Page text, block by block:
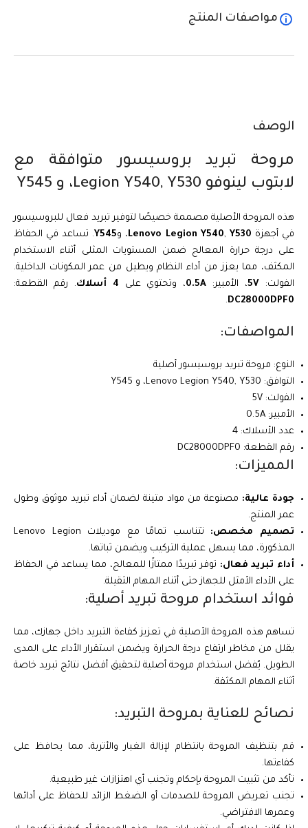
الوصف
مروحة تبريد بروسيسور متوافقة مع
لابتوب لينوفو Legion Y540, Y530، و Y545
هذه المروحة الأصلية مصممة خصيصًا لتوفير تبريد فعال للبروسيسور
في أجهزة
Lenovo Legion Y540, Y530 ، وY545. تساعد في الحفاظ
على درجة حرارة المعالج ضمن المستويات المثلى أثناء الاستخدام
المكثف، مما يعزز من أداء النظام ويطيل من عمر المكونات الداخلية.
الفولت: 5V، الأمبير: 0.5A، وتحتوي على 4 أسلاك
. رقم القطعة:
DC28000DPF0
.
المواصفات:
النوع: مروحة تبريد بروسيسور أصلية
التوافق: Lenovo Legion Y540, Y530، و Y545
الفولت: 5V
الأمبير: 0.5A
عدد الأسلاك: 4
رقم القطعة: DC28000DPF0
المميزات:
جودة عالية: مصنوعة من مواد متينة لضمان أداء تبريد موثوق وطول
عمر المنتج.
تصميم مخصص:
تتناسب تمامًا مع موديلات Lenovo Legion
المذكورة، مما يسهل عملية التركيب ويضمن ثباتها.
أداء تبريد فعال: توفر تبريدًا ممتازًا للمعالج، مما يساعد في الحفاظ
على الأداء الأمثل للجهاز حتى أثناء المهام الثقيلة.
فوائد استخدام مروحة تبريد أصلية:
تساهم هذه المروحة الأصلية في تعزيز كفاءة التبريد داخل جهازك، مما
يقلل من مخاطر ارتفاع درجة الحرارة ويضمن استقرار الأداء على المدى
الطويل. يُفضل استخدام مروحة أصلية لتحقيق أفضل نتائج تبريد خاصة
أثناء المهام المكثفة.
نصائح للعناية بمروحة التبريد:
قم بتنظيف المروحة بانتظام لإزالة الغبار والأتربة، مما يحافظ على
كفاءتها.
تأكد من تثبيت المروحة بإحكام وتجنب أي اهتزازات غير طبيعية.
تجنب تعريض المروحة للصدمات أو الضغط الزائد للحفاظ على أدائها
وعمرها الافتراضي.
مواصفات المنتج